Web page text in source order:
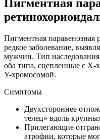
Пигментная
Пигментная паравенозная
редкое заболевание,
мужчин. Тип
оба типа, сцепленные с Х-
Y-хромосомой.
Симптомы
Двухстороннее
телец» вдоль
Прилегающие
атрофии, которые